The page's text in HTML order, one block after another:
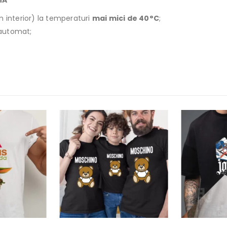
interior) la temperaturi mai mici de 40°C;